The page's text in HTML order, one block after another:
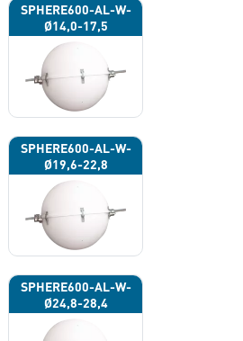
SPHERE600-AL-W-
Ø14,0-17,5
SPHERE600-AL-W-
Ø19,6-22,8
SPHERE600-AL-W-
Ø24,8-28,4